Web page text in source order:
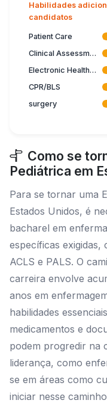
Habilidades
candidatos
Patient Care
Clinical Assessment
Electronic Health Records
CPR/BLS
surgery
Como se
Pediátrica em
Para se tornar uma
Estados Unidos, é
bacharel em
específicas exigidas,
ACLS e PALS. O
carreira envolve
anos em
habilidades
medicamentos e
podem progredir na
liderança, como
se em áreas como
iniciar nesse